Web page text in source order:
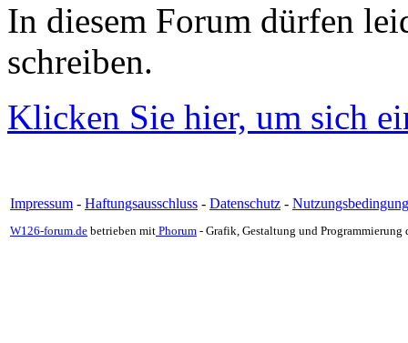
In diesem Forum dürfen
schreiben.
Klicken Sie hier, um sich
Impressum - Haftungsausschluss - Datenschutz -
W126-forum.de betrieben mit Phorum - Grafik, Gestaltung und Programmierung